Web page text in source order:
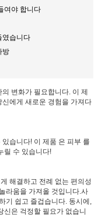
여야 합니다
였습니다
방
변화가 필요합니다. 이 제
에게 새로운 경험을 가져다
습니다! 이 제품 은 피부 를
릴 수 있습니다!
해결하고 전례 없는 편의성
라움을 가져올 것입니다.사
기 쉽고 즐겁습니다. 동시에,
신은 걱정할 필요가 없습니